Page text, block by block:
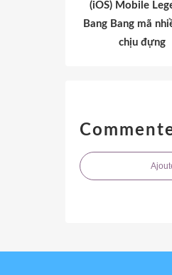
(iOS) Mobile
Bang Bang mã
chịu đựng